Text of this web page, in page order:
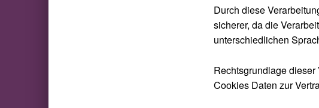
Durch diese
sicherer, da die
unterschiedlichen
Rechtsgrundlage dieser
Cookies Daten zur